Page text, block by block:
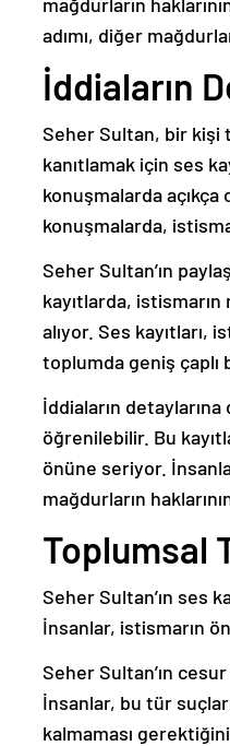
adımı, diğer
İddiaların
Seher Sultan, bir kişi
kanıtlamak için ses
konuşmalarda açıkça
konuşmalarda,
Seher Sultan’ın
kayıtlarda,
alıyor. Ses kayıtları,
toplumda geniş çaplı
İddiaların
öğrenilebilir. Bu
önüne seriyor.
mağdurların
Toplumsal
Seher Sultan’ın ses
İnsanlar, istismarın
Seher Sultan’ın
İnsanlar, bu tür
kalmaması